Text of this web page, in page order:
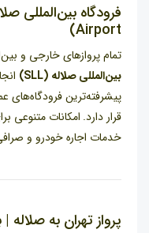
Airport)
تمام پروازهای خارجی و
بین‌المللی صلاله (SLL)
پیشرفته‌ترین فرودگاه‌های
قرار دارد. امکانات متنوعی
خدمات اجاره خودرو و
پرواز تهران به صلاله